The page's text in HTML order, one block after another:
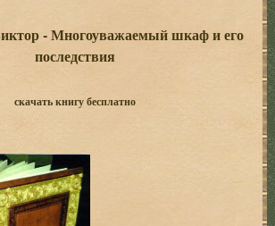
- Многоуважаемый шкаф и его
последствия
скачать книгу бесплатно